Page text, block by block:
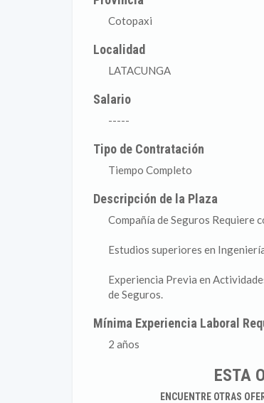
Cotopaxi
Localidad
LATACUNGA
Salario
-----
Tipo de Contratación
Tiempo Completo
Descripción de la Plaza
Compañía de Seguros Requiere
Estudios superiores en
Experiencia Previa en
de Seguros.
Mínima Experiencia Laboral
2 años
ESTA
ENCUENTRE OTRAS